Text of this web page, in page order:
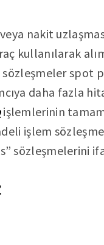
nakit
kullanılarak alım
spot
daha fazla
işlemlerinin
işlem
sözleşmelerini